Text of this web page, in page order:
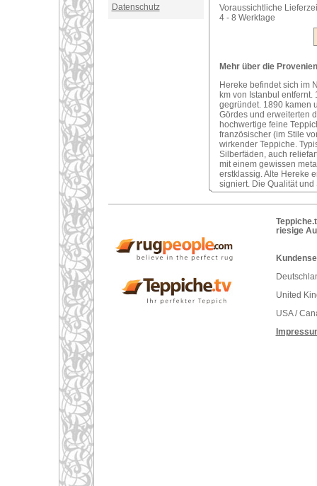
Datenschutz
Voraussichtliche
4 - 8 Werktage
Mehr über die
Hereke befindet sich im
km von Istanbul
gegründet. 1890 kamen
Gördes und erweiterten
hochwertige feine
französischer (im Stile
wirkender Teppiche.
Silberfäden, auch
mit einem gewissen
erstklassig. Alte Hereke
signiert. Die Qualität
riesige
United
USA /